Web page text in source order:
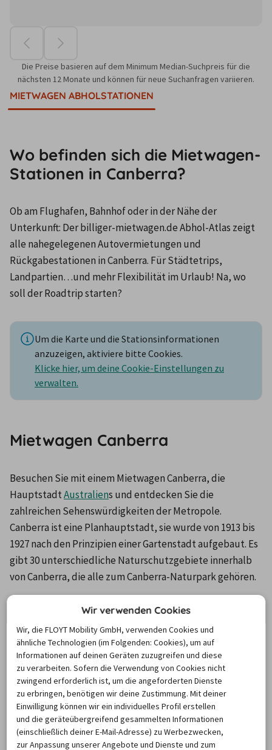
Die Preise basieren auf dem Minimum Median-Suchpreis für die
nächsten 12 Monate und können für neue Suchanfragen variieren.
MIETWAGEN ABHOLSTATIONEN
Wo befinden sich die Mietwagen-
Stationen in Canberra?
Ob am Flughafen, Bahnhof oder in der Nähe der
Unterkunft: Der billiger-mietwagen.de Abhol-Atlas zeigt
alle nahegelegenen Autovermietungen und
Rückgabestationen in Canberra. Für Städtetrips,
Landpartien…und mehr Flexibilität im Urlaub! Na, wo
soll der Roadtrip starten?
Um die Karte und die Stationsinformationen
anzuzeigen, aktiviere bitte Cookies.
Klicke hier, um deine Cookie-Einstellungen zu
verwalten.
Mietwagen Canberra
Besuchen Sie mit einem Mietwagen Canberra, die
Hauptstadt Australiens und entdecken Sie die
zahlreichen Sehenswürdigkeiten der Metropole.
Canberra ist eine Planhauptstadt, sie wurde von 1913 bis
1927 nach den Prinzipien einer Gartenstadt aufgebaut. Es
gibt 30 unterschiedliche Naturschutzgebiete innerhalb
von Canberra, die alle zum Canberra-Naturpark gehören.
Attraktionen und Sehenswürdigkeiten
in Canberra
Die meisten Sehenswürdigkeiten können Sie entdecken,
wenn Sie mit dem Mietwagen in Canberra zum Lake
Burley Griffin fahren. Entlang des künstlich angelegten
Sees befinden sich viele Attraktionen, wie der
Zoologische Garten, das Aquarium oder das National
Museum of Australia. Auf der kleinen Insel Aspen befindet
Wir verwenden Cookies
Wir, die FLOYT Mobility GmbH, verwenden Cookies und
ähnliche Technologien (im Folgenden: Cookies), um auf
Informationen auf deinen Geräten zuzugreifen und diese
zu verarbeiten. Sofern die Verwendung von Cookies nicht
zwingend erforderlich ist, um die angeforderten Dienste
zu erbringen, benötigen wir deine Zustimmung. Mit deiner
Einwilligung können wir ein individuelles Profil erstellen
und die geräteübergreifend gesammelten Informationen
(einschließlich deiner E-Mail-Adresse) zu Werbezwecken,
zur Anpassung unserer Angebote und Dienste und zum